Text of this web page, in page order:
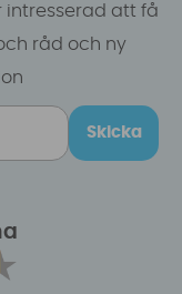
intresserad att få
råd och ny
Skicka